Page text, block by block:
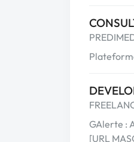
GAlerte :
[URL